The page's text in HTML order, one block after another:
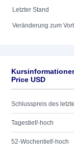
Letzter Stand
Veränderung zum
Price USD
Schlusspreis des
Tagestief/-hoch
52-Wochentief/-hoch